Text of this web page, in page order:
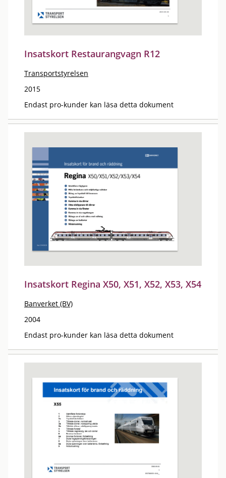
Insatskort Restaurangvagn R12
Transportstyrelsen
2015
Endast pro-kunder kan läsa detta dokument
Insatskort Regina X50, X51, X52, X53, X54
Banverket (BV)
2004
Endast pro-kunder kan läsa detta dokument